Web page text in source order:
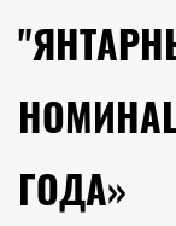
ГОДА»